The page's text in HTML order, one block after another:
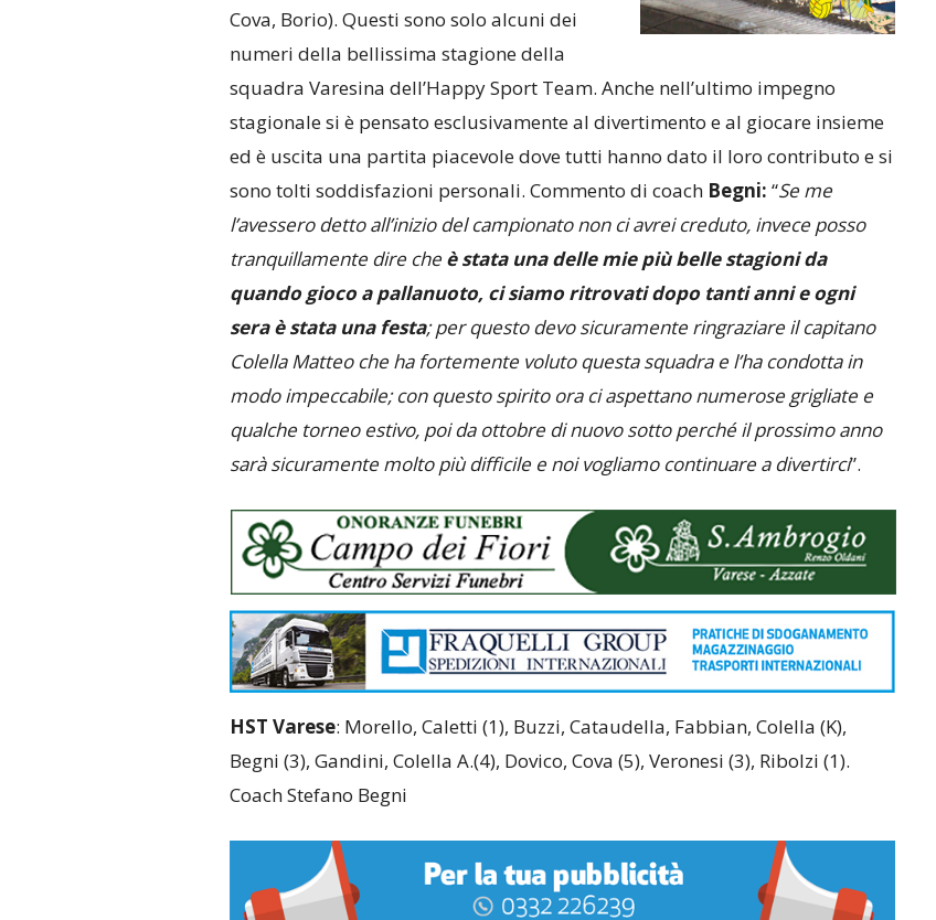
Cova, Borio). Questi sono solo alcuni dei
numeri della bellissima stagione della
squadra Varesina dell’Happy Sport Team. Anche nell’ultimo impegno
stagionale si è pensato esclusivamente al divertimento e al giocare insieme
ed è uscita una partita piacevole dove tutti hanno dato il loro contributo e si
sono tolti soddisfazioni personali. Commento di coach Begni: “Se me
l’avessero detto all’inizio del campionato non ci avrei creduto, invece posso
tranquillamente dire che è stata una delle mie più belle stagioni da
quando gioco a pallanuoto, ci siamo ritrovati dopo tantianni e ogni
sera è stata una festa; per questo devo sicuramente ringraziare il capitano
Colella Matteo che ha fortemente voluto questa squadra e l’ha condotta in
modo impeccabile; con questo spirito ora ci aspettano numerose grigliate e
qualche torneo estivo, poi da ottobre di nuovo sotto perché il prossimo anno
sarà sicuramente molto più difficile e noi vogliamo continuare adivertirci”.
HST Varese: Morello, Caletti (1), Buzzi, Cataudella, Fabbian, Colella (K),
Begni (3), Gandini, Colella A.(4), Dovico, Cova (5), Veronesi (3), Ribolzi (1).
Coach Stefano Begni